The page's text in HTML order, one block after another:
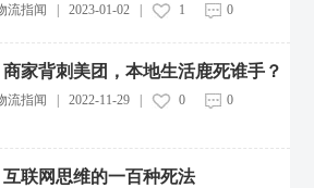
流指闻 | 2023-01-02| 1 0
家背刺美团，本地生活鹿死谁手？
流指闻 | 2022-11-29| 0 0
联网思维的一百种死法